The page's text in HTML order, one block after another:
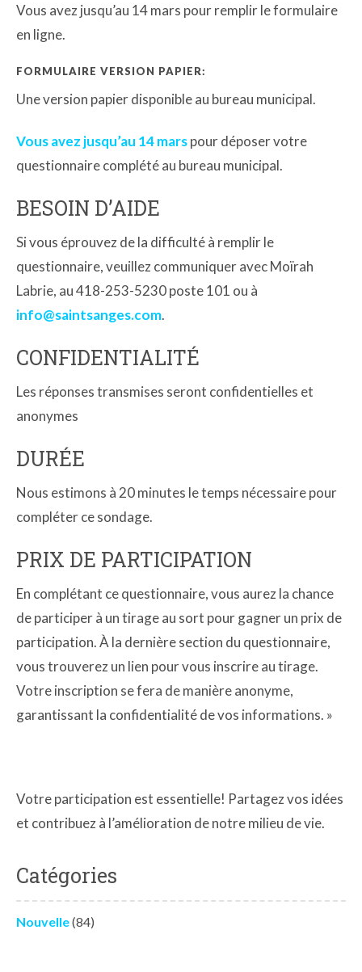
Vous avez jusqu’au 14 mars pour remplir le formulaire
en ligne.
FORMULAIRE VERSION PAPIER:
Une version papier disponible au bureau municipal.
Vous avez jusqu’au 14 marspour déposer votre
questionnaire complété au bureau municipal.
BESOIN D’AIDE
Si vous éprouvez de la difficulté à remplir le
questionnaire, veuillez communiquer avec Moïrah
Labrie, au 418-253-5230 poste 101 ou à
info@saintsanges.com.
CONFIDENTIALITÉ
Les réponses transmises seront confidentielles et
anonymes
DURÉE
Nous estimons à 20 minutes le temps nécessaire pour
compléter ce sondage.
PRIX DE PARTICIPATION
En complétant ce questionnaire, vous aurez la chance
de participer à un tirage au sort pour gagner un prix de
participation. À la dernière section du questionnaire,
vous trouverez un lien pour vous inscrire au tirage.
Votre inscription se fera de manière anonyme,
garantissant la confidentialité de vos informations. »
Votre participation est essentielle! Partagez vos idées
et contribuez à l’amélioration de notre milieu de vie.
Catégories
Nouvelle(84)